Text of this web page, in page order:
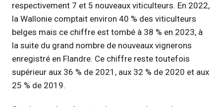
respectivement 7 et 5 nouveaux viticulteurs. En 2022,
la Wallonie comptait environ 40 % des viticulteurs
belges mais ce chiffre est tombé à 38 % en 2023, à
la suite du grand nombre de nouveaux vignerons
enregistré en Flandre. Ce chiffre reste toutefois
supérieur aux 36 % de 2021, aux 32 % de 2020 et aux
25 % de 2019.